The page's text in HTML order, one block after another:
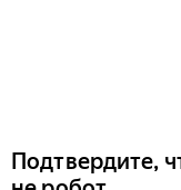
Подтвердите,